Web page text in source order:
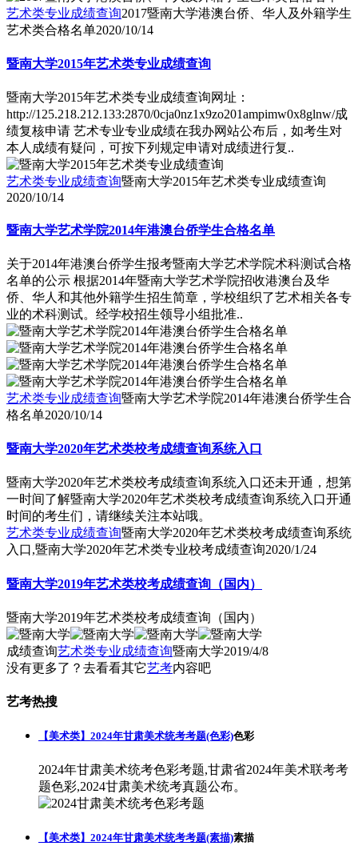
艺术类专业成绩查询2017暨南大学港澳台侨、华人及外籍学生
艺术类合格名单2020/10/14
暨南大学2015年艺术类专业成绩查询
暨南大学2015年艺术类专业成绩查询网址：
http://125.218.212.133:2870/0cja0nz1x9zo201ampimw0x8glnw/成
绩复核申请 艺术专业专业成绩在我办网站公布后，如考生对
本人成绩有疑问，可按下列规定申请对成绩进行复..
艺术类专业成绩查询暨南大学2015年艺术类专业成绩查询
2020/10/14
暨南大学艺术学院2014年港澳台侨学生合格名单
关于2014年港澳台侨学生报考暨南大学艺术学院术科测试合格
名单的公示 根据2014年暨南大学艺术学院招收港澳台及华
侨、华人和其他外籍学生招生简章，学校组织了艺术相关各专
业的术科测试。经学校招生领导小组批准..
艺术类专业成绩查询暨南大学艺术学院2014年港澳台侨学生合
格名单2020/10/14
暨南大学2020年艺术类校考成绩查询系统入口
暨南大学2020年艺术类校考成绩查询系统入口还未开通，想第
一时间了解暨南大学2020年艺术类校考成绩查询系统入口开通
时间的考生们，请继续关注本站哦。
艺术类专业成绩查询暨南大学2020年艺术类校考成绩查询系统
入口,暨南大学2020年艺术类专业校考成绩查询2020/1/24
暨南大学2019年艺术类校考成绩查询（国内）
暨南大学2019年艺术类校考成绩查询（国内）
成绩查询艺术类专业成绩查询暨南大学2019/4/8
没有更多了？去看看其它艺考内容吧
艺考热搜
【美术类】2024年甘肃美术统考考题(色彩)色彩
2024年甘肃美术统考色彩考题,甘肃省2024年美术联考考
题色彩,2024甘肃美术统考真题公布。
【美术类】2024年甘肃美术统考考题(素描)素描